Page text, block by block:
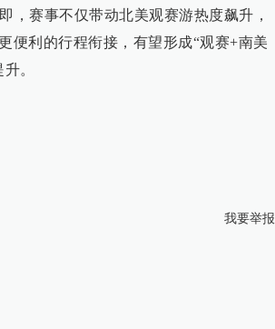
，赛事不仅带动北美观赛游热度飙升，
便利的行程衔接，有望形成“观赛+南美
。
我要举报